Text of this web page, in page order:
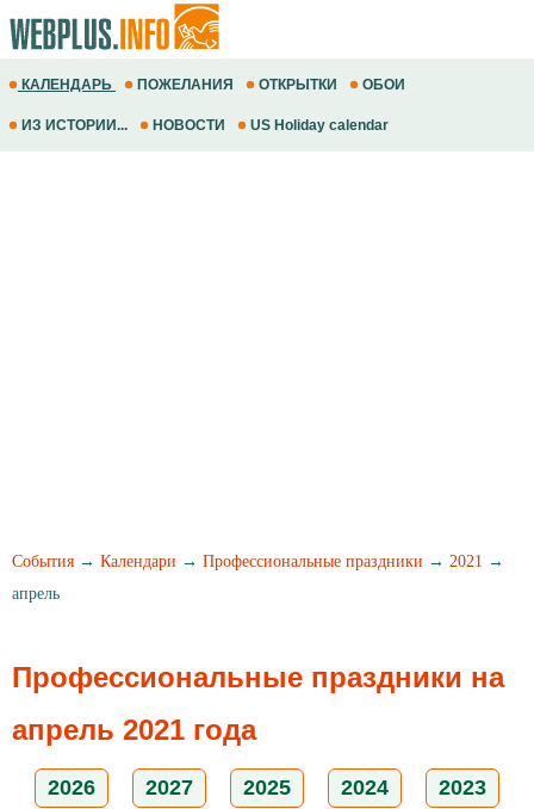
КАЛЕНДАРЬ ПОЖЕЛАНИЯ ОТКРЫТКИ ОБОИ
ИЗ ИСТОРИИ... НОВОСТИ US Holiday calendar
События → Календари → Профессиональные праздники → 2021 →
апрель
Профессиональные праздники на
апрель 2021 года
2026 2027 2025 2024 2023